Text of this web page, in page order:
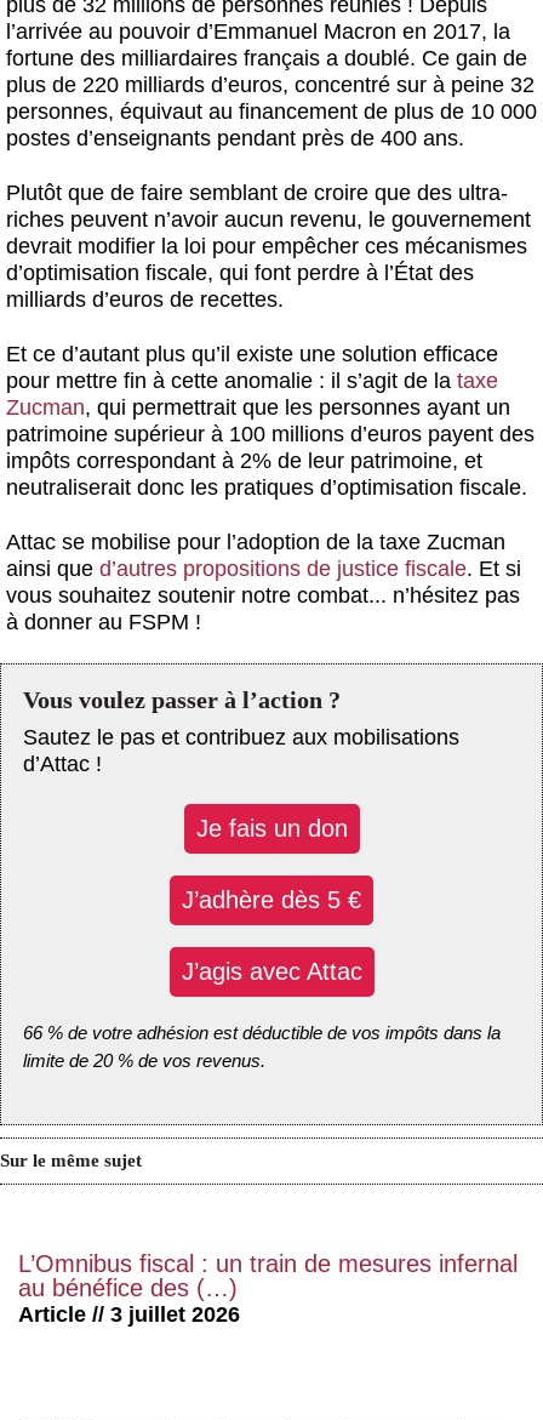
plus de 32 millions de personnes réunies ! Depuis
l’arrivée au pouvoir d’Emmanuel Macron en 2017, la
fortune des milliardaires français a doublé. Ce gain de
plus de 220 milliards d’euros, concentré sur à peine 32
personnes, équivaut au financement de plus de 10 000
postes d’enseignants pendant près de 400 ans.
Plutôt que de faire semblant de croire que des ultra-
riches peuvent n’avoir aucun revenu, le gouvernement
devrait modifier la loi pour empêcher ces mécanismes
d’optimisation fiscale, qui font perdre à l’État des
milliards d’euros de recettes.
Et ce d’autant plus qu’il existe une solution efficace
pour mettre fin à cette anomalie : il s’agit de la taxe
Zucman, qui permettrait que les personnes ayant un
patrimoine supérieur à 100 millions d’euros payent des
impôts correspondant à 2% de leur patrimoine, et
neutraliserait donc les pratiques d’optimisation fiscale.
Attac se mobilise pour l’adoption de la taxe Zucman
ainsi que d’autres propositions de justice fiscale. Et si
vous souhaitez soutenir notre combat... n’hésitez pas
à donner au FSPM !
Vous voulez passer à l’action ?
Sautez le pas et contribuez aux mobilisations
d’Attac !
Je fais un don
J’adhère dès 5 €
J’agis avec Attac
66 % de votre adhésion est déductible de vos impôts dans la
limite de 20 % de vos revenus.
Sur le même sujet
L’Omnibus fiscal : un train de mesures infernal
au bénéfice des (…)
Article // 3 juillet 2026